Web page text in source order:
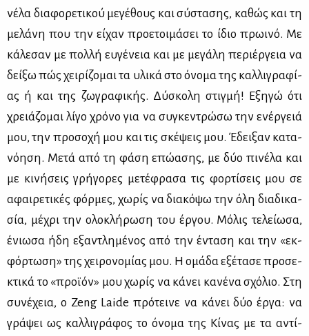
νέ­λα δια­φο­ρε­τι­κού με­γέ­θους και σύ­στα­σης, κα­θώς και τη
με­λά­νη που την εί­χαν προ­ε­τοι­μά­σει το ίδιο πρω­ι­νό. Με
κά­λε­σαν με πολ­λή ευ­γέ­νεια και με με­γά­λη πε­ριέρ­γεια να
δεί­ξω πώς χει­ρί­ζο­μαι τα υλι­κά στο όνο­μα της καλ­λι­γρα­φί­
ας ή και της ζω­γρα­φι­κής. Δύ­σκο­λη στιγ­μή! Εξη­γώ ότι
χρειά­ζο­μαι λί­γο χρό­νο για να συ­γκε­ντρώ­σω την ενέρ­γειά
μου, την προ­σο­χή μου και τις σκέ­ψεις μου. Έδει­ξαν κα­τα­
νό­η­ση. Με­τά από τη φά­ση επώ­α­σης, με δύο πι­νέ­λα και
με κι­νή­σεις γρή­γο­ρες με­τέ­φρα­σα τις φορ­τί­σεις μου σε
αφαι­ρε­τι­κές φόρ­μες, χω­ρίς να δια­κό­ψω την όλη δια­δι­κα­
σία, μέ­χρι την ολο­κλή­ρω­ση του έρ­γου. Μό­λις τε­λεί­ω­σα,
ένιω­σα ήδη εξα­ντλη­μέ­νος από την έντα­ση και την «εκ­
φόρ­τω­ση» της χει­ρο­νο­μί­ας μου. Η ομά­δα εξέ­τα­σε προ­σε­
κτι­κά το «προ­ϊ­όν» μου χω­ρίς να κά­νει κα­νέ­να σχό­λιο. Στη
συ­νέ­χεια, ο Zeng Laide πρό­τει­νε να κά­νει δύο έρ­γα: να
γρά­ψει ως καλ­λι­γρά­φος το όνο­μα της Κί­νας με τα αντί­